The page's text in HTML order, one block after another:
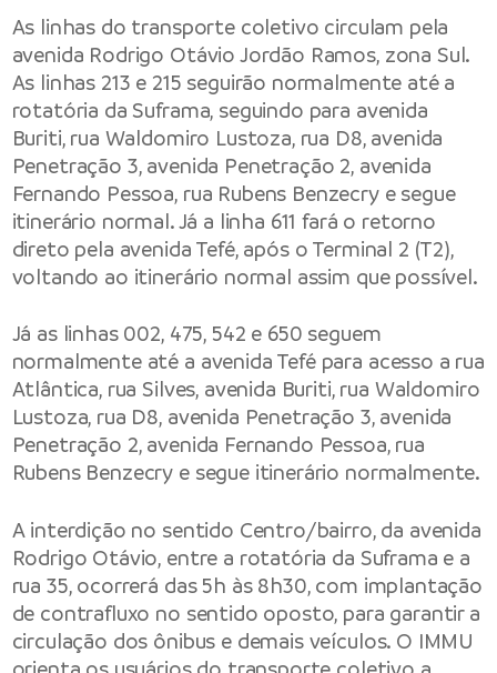
As linhas do transporte coletivo circulam pela
avenida Rodrigo Otávio Jordão Ramos, zona Sul.
As linhas 213 e 215 seguirão normalmente até a
rotatória da Suframa, seguindo para avenida
Buriti, rua Waldomiro Lustoza, rua D8, avenida
Penetração 3, avenida Penetração 2, avenida
Fernando Pessoa, rua Rubens Benzecry e segue
itinerário normal. Já a linha 611 fará o retorno
direto pela avenida Tefé, após o Terminal 2 (T2),
voltando ao itinerário normal assim que possível.
Já as linhas 002, 475, 542 e 650 seguem
normalmente até a avenida Tefé para acesso a rua
Atlântica, rua Silves, avenida Buriti, rua Waldomiro
Lustoza, rua D8, avenida Penetração 3, avenida
Penetração 2, avenida Fernando Pessoa, rua
Rubens Benzecry e segue itinerário normalmente.
A interdição no sentido Centro/bairro, da avenida
Rodrigo Otávio, entre a rotatória da Suframa e a
rua 35, ocorrerá das 5h às 8h30, com implantação
de contrafluxo no sentido oposto, para garantir a
circulação dos ônibus e demais veículos. O IMMU